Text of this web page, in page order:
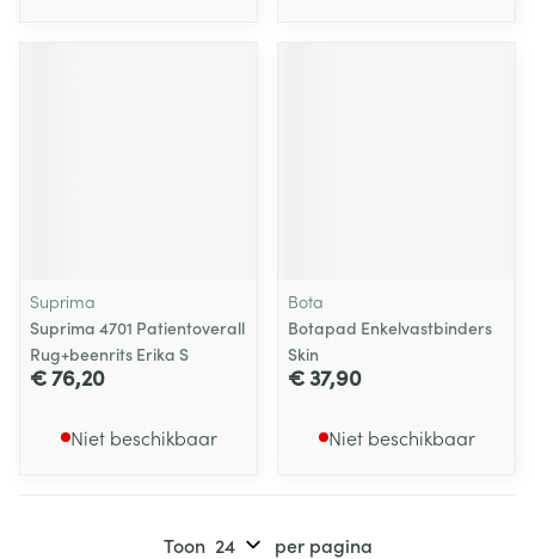
Suprima
Suprima 4701 Patientoverall
Rug+beenrits Erika S
€ 76,20
Niet beschikbaar
Bota
Botapad Enkelvastbinders
Skin
€ 37,90
Niet beschikbaar
Toon per pagina